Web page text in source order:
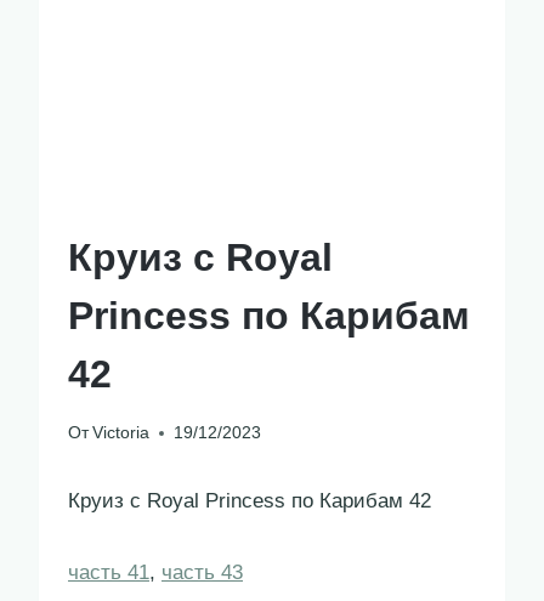
Круиз с Royal
Princess по Карибам
42
От Victoria 19/12/2023
Круиз с Royal Princess по Карибам 42
часть 41, часть 43